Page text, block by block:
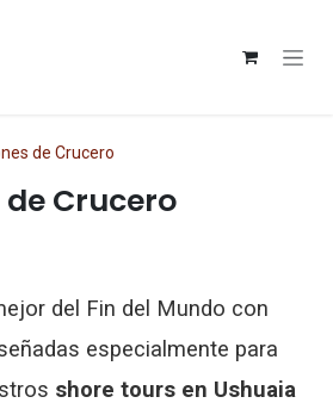
de Crucero
Crucero
del Fin del Mundo con
especialmente para
shore tours en Ushuaia